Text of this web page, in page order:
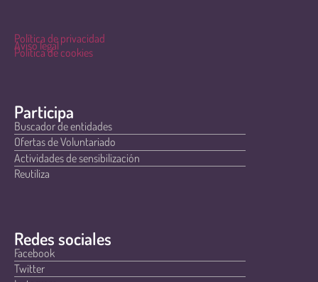
Política de privacidad
Aviso legal
Política de cookies
Participa
Buscador de entidades
Ofertas de Voluntariado
Actividades de sensibilización
Reutiliza
Redes sociales
Facebook
Twitter